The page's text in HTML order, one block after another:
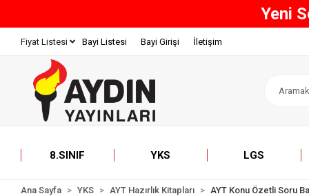
800
Fiyat Listesi Bayi Listesi Bayi Girişi İletişim
8.SINIF YKS LGS
Ana Sayfa YKS AYT Hazırlık Kitapları AYT Konu Özetli Soru